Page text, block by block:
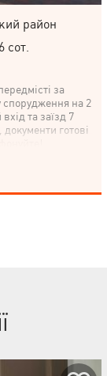
район
6 сот.
за
спорудження на 2
та заїзд 7
готові